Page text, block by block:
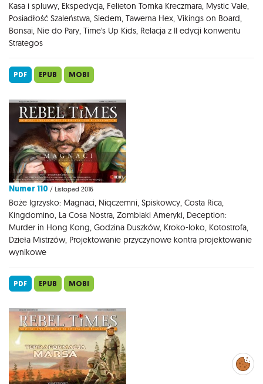
Kasa i spluwy, Ekspedycja, Felieton Tomka Kreczmara, Mystic Vale,
Posiadłość Szaleństwa, Siedem, Tawerna Hex, Vikings on Board,
Bonsai, Nie do Pary, Time's Up Kids, Relacja z II edycji konwentu
Strategos
PDF EPUB MOBI
Numer 110 / Listopad 2016
Boże Igrzysko: Magnaci, Niqczemni, Spiskowcy, Costa Rica,
Kingdomino, La Cosa Nostra, Zombiaki Ameryki, Deception:
Murder in Hong Kong, Godzina Duszków, Kroko-loko, Kotostrofa,
Dzieła Mistrzów, Projektowanie przyczynowe kontra projektowanie
wynikowe
PDF EPUB MOBI
Zarządzaj
preferencjami
cookies